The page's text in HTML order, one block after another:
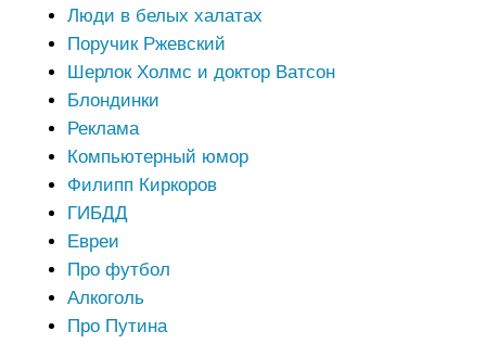
Люди в белых халатах
Поручик Ржевский
Шерлок Холмс и доктор Ватсон
Блондинки
Реклама
Компьютерный юмор
Филипп Киркоров
ГИБДД
Евреи
Про футбол
Алкоголь
Про Путина